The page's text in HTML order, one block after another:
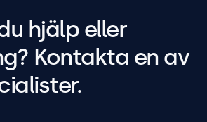
hjälp eller
Kontakta en av